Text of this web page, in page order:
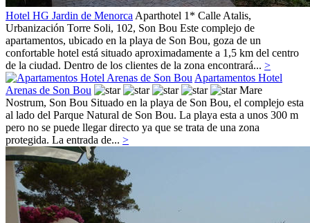
Hotel HG Jardin de Menorca Aparthotel 1* Calle Atalis,
Urbanización Torre Soli, 102, Son Bou Este complejo de
apartamentos, ubicado en la playa de Son Bou, goza de un
confortable hotel está situado aproximadamente a 1,5 km del centro
de la ciudad. Dentro de los clientes de la zona encontrará... >
Apartamentos Hotel
Arenas de Son Bou
Mare
Nostrum, Son Bou Situado en la playa de Son Bou, el complejo esta
al lado del Parque Natural de Son Bou. La playa esta a unos 300 m
pero no se puede llegar directo ya que se trata de una zona
protegida. La entrada de... >